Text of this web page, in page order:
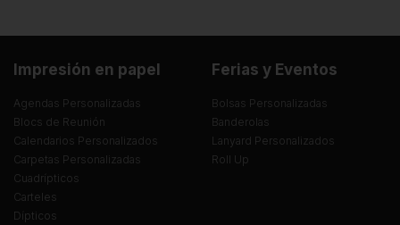
Impresión en papel
Agendas Personalizadas
Blocs de Reunión
Calendarios Personalizados
Carpetas Personalizadas
Cuadrípticos
Carteles
Dípticos
Ferias y Eventos
Bolsas Personalizadas
Banderolas
Lanyard Personalizados
Roll Up